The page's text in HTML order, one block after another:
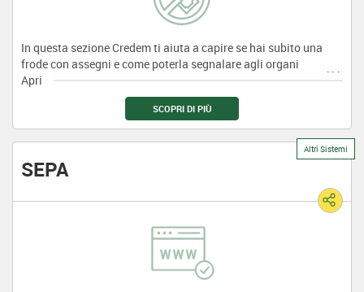
In questa sezione Credem ti aiuta a capire se hai subito una
frode con assegni e come poterla segnalare agli organi
competenti.
SCOPRI DI PIÙ
Altri Sistemi
SEPA